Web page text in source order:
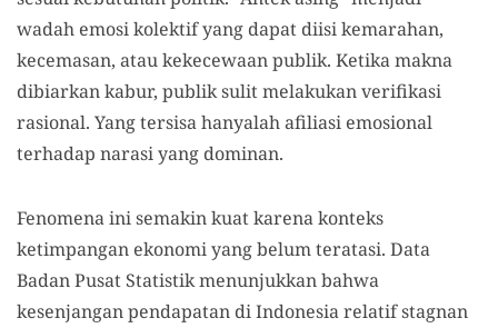
wadah emosi kolektif yang dapat diisi kemarahan,
kecemasan, atau kekecewaan publik. Ketika makna
dibiarkan kabur, publik sulit melakukan verifikasi
rasional. Yang tersisa hanyalah afiliasi emosional
terhadap narasi yang dominan.
Fenomena ini semakin kuat karena konteks
ketimpangan ekonomi yang belum teratasi. Data
Badan Pusat Statistik menunjukkan bahwa
kesenjangan pendapatan di Indonesia relatif stagnan